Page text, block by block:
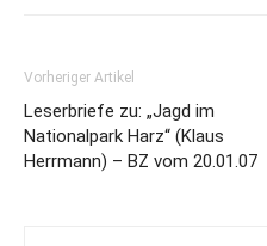
Vorheriger Artikel
Leserbriefe zu: „Jagd im
Nationalpark Harz“ (Klaus
Herrmann) – BZ vom 20.01.07